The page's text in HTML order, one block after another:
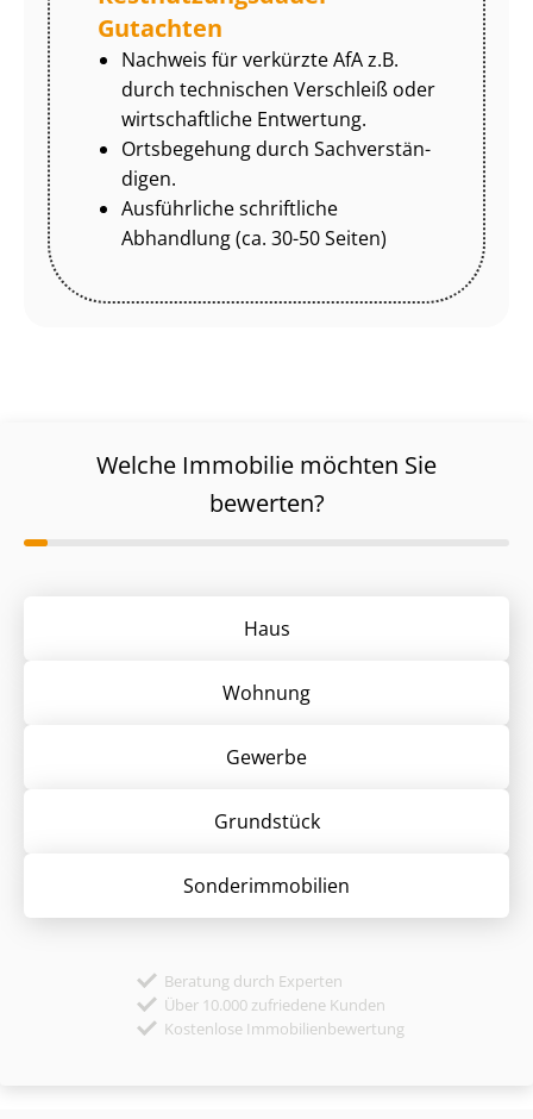
Gutachten
Nachweis für verkürzte AfA z.B.
durch technischen Verschleiß oder
wirtschaftliche Entwertung.
Ortsbegehung durch Sach­ver­stän­
di­gen.
Ausführliche schriftliche
Abhandlung (ca. 30-50 Seiten)
Welche Immobilie möchten Sie
bewerten?
Haus
Wohnung
Gewerbe
Grund­stück
Sonder­immobilien
Beratung durch Experten
Über 10.000 zufriedene Kunden
Kostenlose Immobilienbewertung